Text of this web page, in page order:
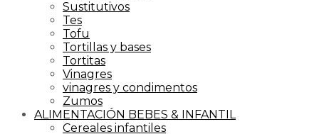
Sustitutivos
Tes
Tofu
Tortillas y bases
Tortitas
Vinagres
vinagres y condimentos
Zumos
ALIMENTACIÓN BEBES & INFANTIL
Cereales infantiles